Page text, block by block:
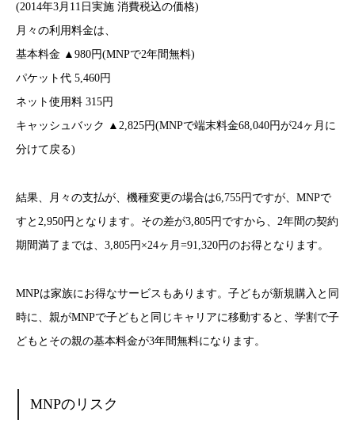
(2014年3月11日実施 消費税込の価格)
月々の利用料金は、
基本料金 ▲980円(MNPで2年間無料)
パケット代 5,460円
ネット使用料 315円
キャッシュバック ▲2,825円(MNPで端末料金68,040円が24ヶ月に
分けて戻る)
結果、月々の支払が、機種変更の場合は6,755円ですが、MNPで
すと2,950円となります。その差が3,805円ですから、2年間の契約
期間満了までは、3,805円×24ヶ月=91,320円のお得となります。
MNPは家族にお得なサービスもあります。子どもが新規購入と同
時に、親がMNPで子どもと同じキャリアに移動すると、学割で子
どもとその親の基本料金が3年間無料になります。
MNPのリスク